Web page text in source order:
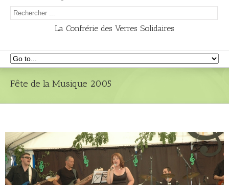
La Confrérie des Verres Solidaires
Fête de la Musique 2005